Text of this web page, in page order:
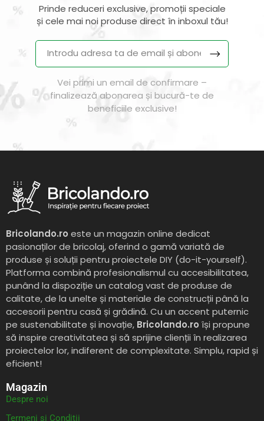
Prinde reduceri exclusive, promoții speciale
și cele mai noi produse direct în inboxul tău!
Vei primi un email de confirmare –
finalizează abonarea și bucură-te de
beneficiile exclusive!
Bricolando.ro este un magazin online dedicat
pasionaților de bricolaj, oferind o gamă variată de
produse și soluții pentru proiectele DIY (do-it-yourself).
Platforma combină profesionalismul cu accesibilitatea,
punând la dispoziție un catalog vast de produse de
calitate, de la unelte și materiale de construcții până la
accesorii pentru casă și grădină. Cu un accent puternic
pe sustenabilitate și inovație, Bricolando.ro își propune
să inspire creativitatea și să sprijine clienții în realizarea
proiectelor lor, indiferent de complexitate. Simplu, rapid și
eficient!
Magazin
Despre noi
Termeni si Conditii